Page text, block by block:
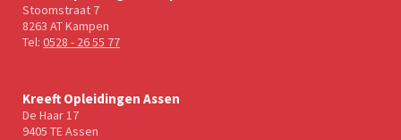
Stoomstraat 7
8263 AT Kampen
Tel: 0528 - 26 55 77
Kreeft Opleidingen Assen
De Haar 17
9405 TE Assen